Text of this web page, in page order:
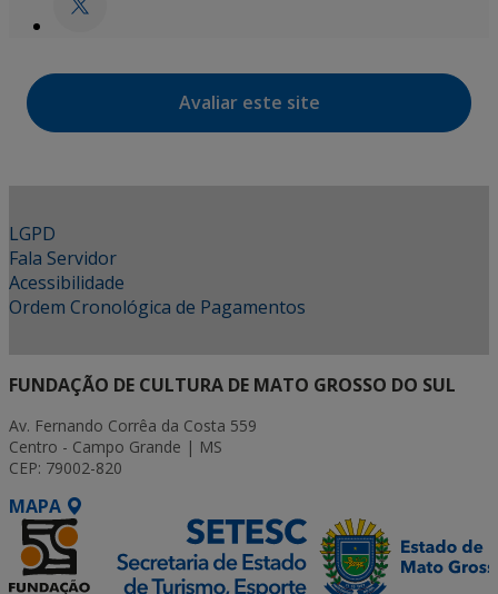
Avaliar este site
LGPD
Fala Servidor
Acessibilidade
Ordem Cronológica de Pagamentos
FUNDAÇÃO DE CULTURA DE MATO GROSSO DO SUL
Av. Fernando Corrêa da Costa 559
Centro - Campo Grande | MS
CEP: 79002-820
MAPA